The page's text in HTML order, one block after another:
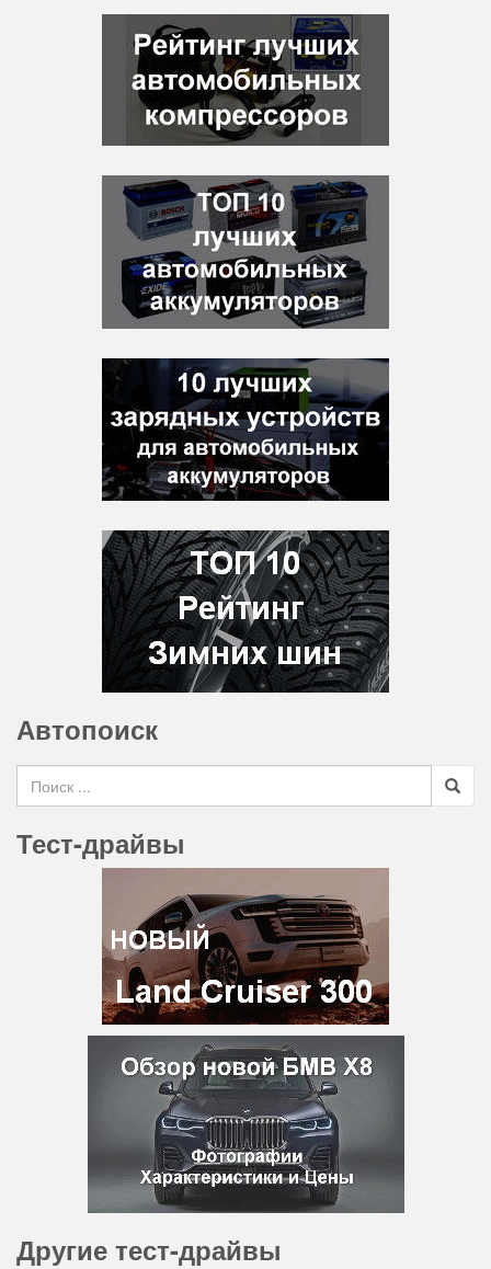
Автопоиск
Search for
Тест-драйвы
Другие тест-драйвы